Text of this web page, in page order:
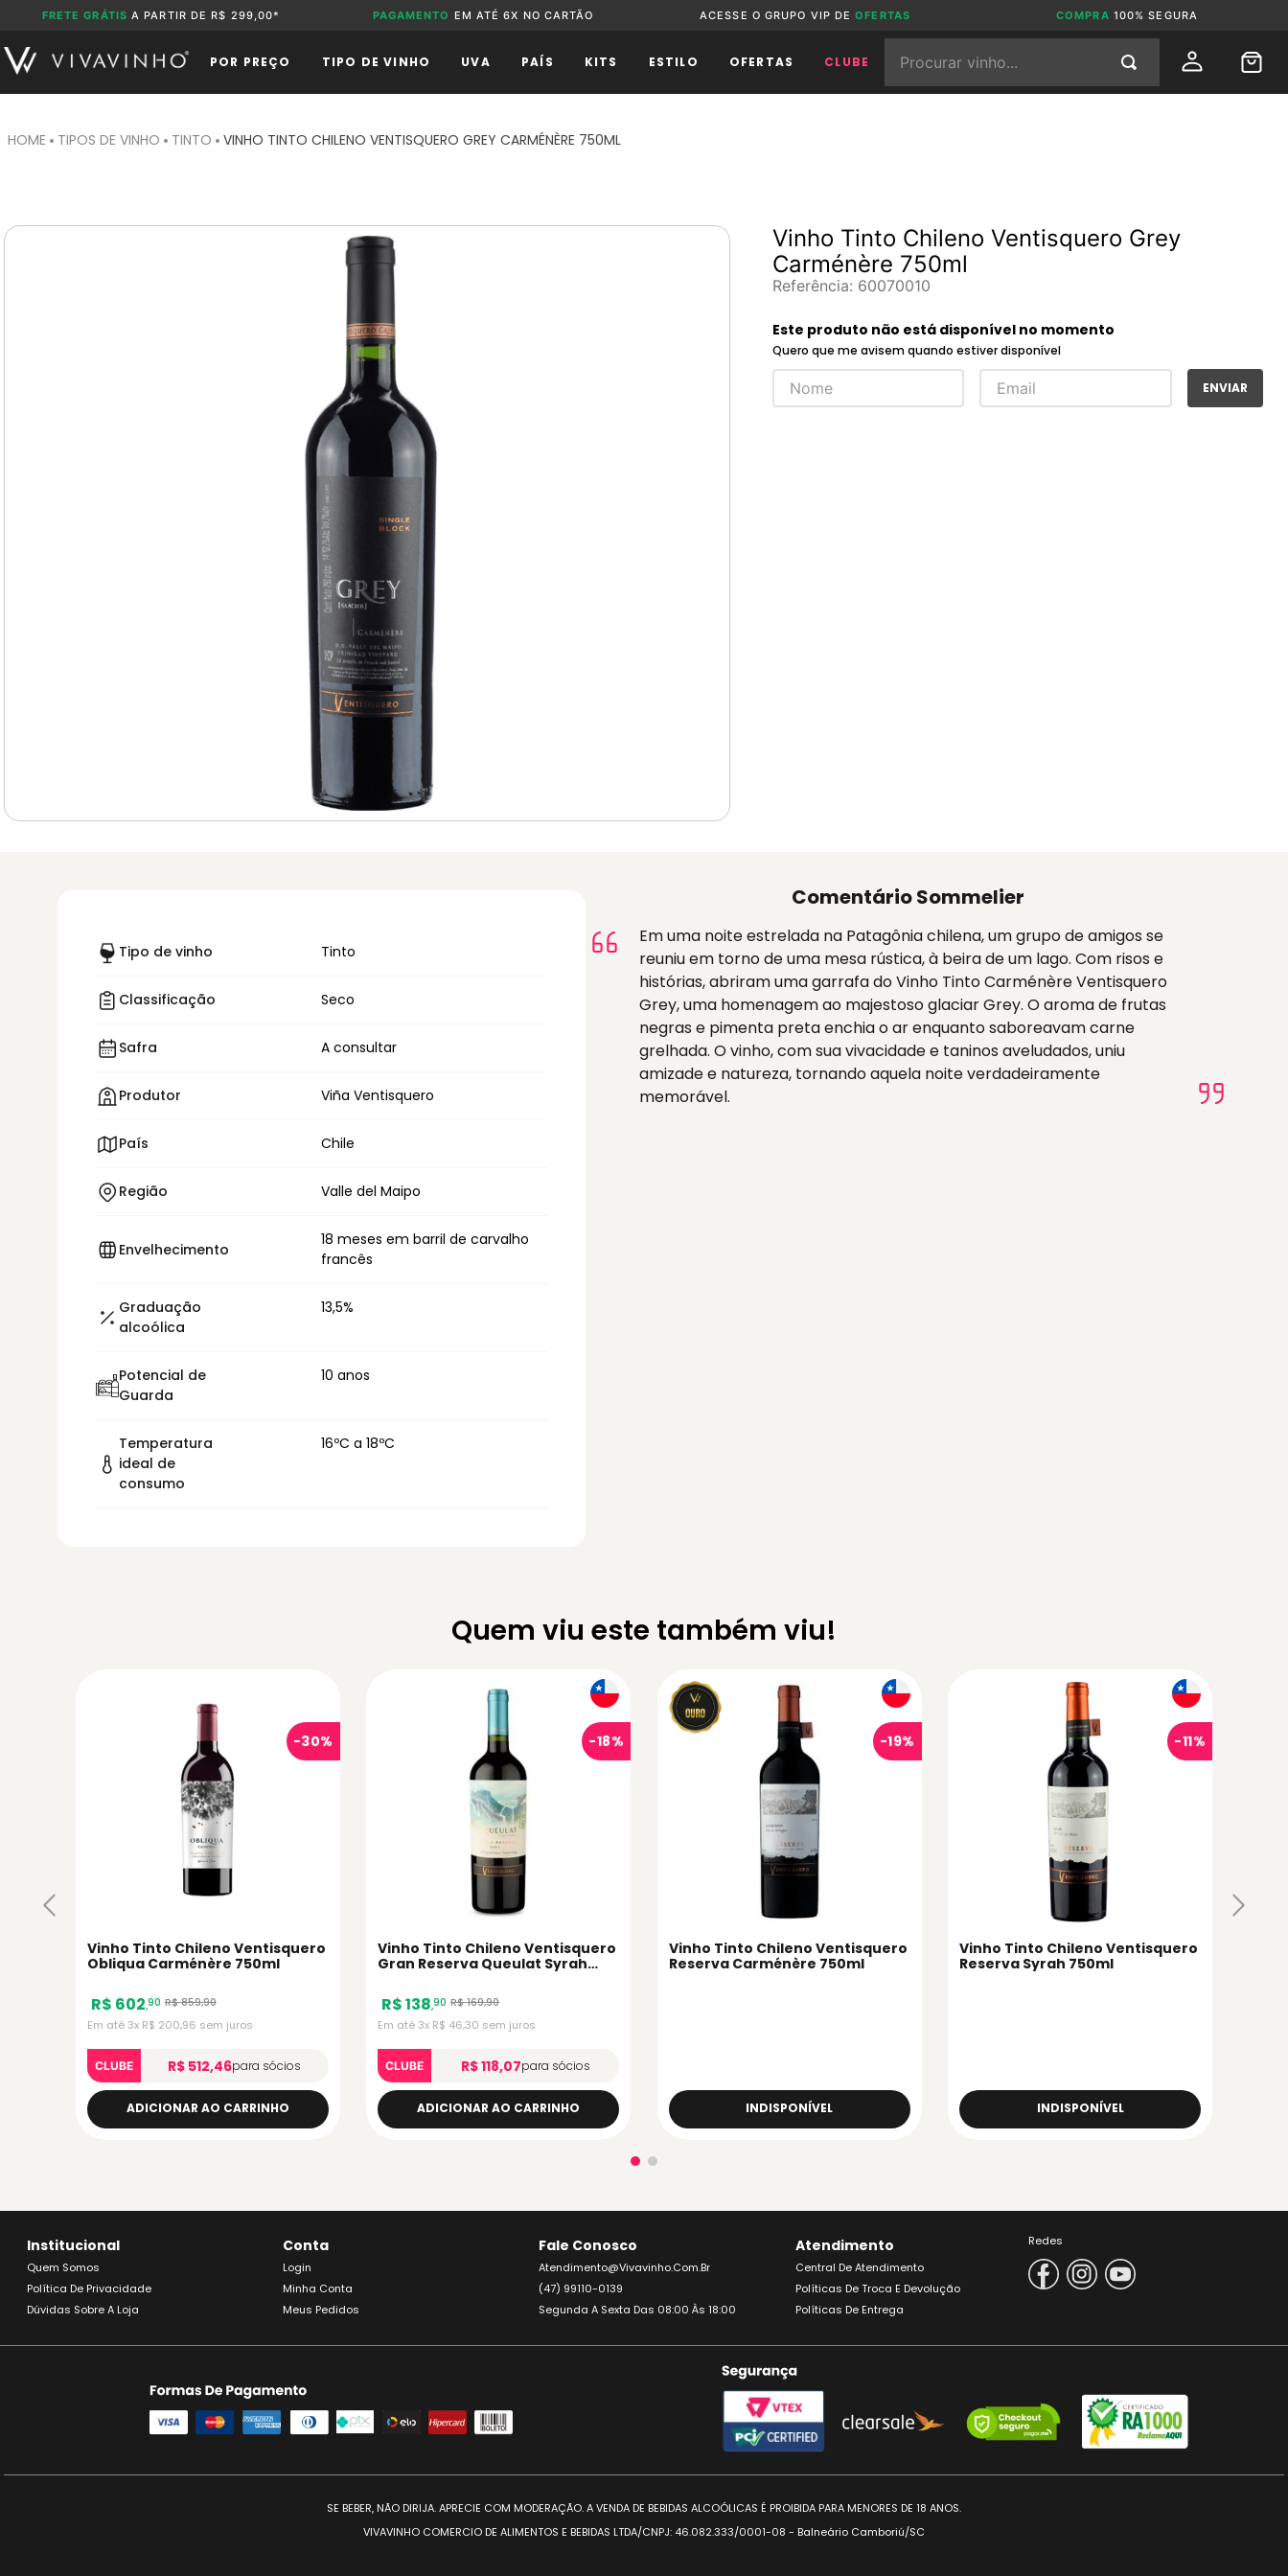
FRETE GRÁTIS A PARTIR DE R$ 299,00* PAGAMENTO EM ATÉ 6X NO CARTÃO ACESSE O GRUPO VIP DEOFERTAS COMPRA 100% SEGURA
POR PREÇO TIPO DE VINHO UVA PAÍS KITS ESTILO OFERTAS CLUBE
TIPOS DE VINHO TINTO VINHO TINTO CHILENO VENTISQUERO GREY CARMÉNÈRE 750ML
Vinho Tinto Chileno Ventisquero Grey
Carménère 750ml
Referência: 60070010
Este produto não está disponível no momento
Quero que me avisem quando estiver disponível
ENVIAR
Tipo de vinho Tinto
Classificação Seco
Safra A consultar
Produtor Viña Ventisquero
País Chile
Região Valle del Maipo
Envelhecimento
18 meses em barril de carvalho
francês
Graduação
alcoólica
13,5%
Potencial de
Guarda
10 anos
Temperatura
ideal de
consumo
16ºC a 18ºC
Comentário Sommelier
Em uma noite estrelada na Patagônia chilena, um grupo de amigos se
reuniu em torno de uma mesa rústica, à beira de um lago. Com risos e
histórias, abriram uma garrafa do Vinho Tinto Carménère Ventisquero
Grey, uma homenagem ao majestoso glaciar Grey. O aroma de frutas
negras e pimenta preta enchia o ar enquanto saboreavam carne
grelhada. O vinho, com sua vivacidade e taninos aveludados, uniu
amizade e natureza, tornando aquela noite verdadeiramente
memorável.
Quem viu este também viu!
-30%
Vinho Tinto Chileno Ventisquero
Obliqua Carménère 750ml
R$ 602,90 R$859,90
Em até 3x R$ 200,96 sem juros
CLUBE R$ 512,46para sócios
ADICIONAR AO CARRINHO
-18%
Vinho Tinto Chileno Ventisquero
Gran Reserva Queulat Syrah
R$138,90 R$169,90
Em até 3x R$ 46,30 sem juros
CLUBE R$ 118,07para sócios
ADICIONAR AO CARRINHO
-19%
Vinho Tinto Chileno Ventisquero
Reserva Carménère 750ml
INDISPONÍVEL
-11%
Vinho Tinto Chileno Ventisquero
Reserva Syrah 750ml
INDISPONÍVEL
Institucional
Quem Somos
Política De Privacidade
Dúvidas Sobre A Loja
Conta
Login
Minha Conta
Meus Pedidos
Fale Conosco
Atendimento@vivavinho.com.br
(47) 99110-0139
Segunda A Sexta Das 08:00 Às 18:00
Atendimento
Central De Atendimento
Políticas De Troca E Devolução
Políticas De Entrega
Redes
SE BEBER, NÃO DIRIJA. APRECIE COM MODERAÇÃO. A VENDA DE BEBIDAS ALCOÓLICAS É PROIBIDA PARA MENORES DE 18 ANOS.
VIVAVINHO COMERCIO DE ALIMENTOS E BEBIDAS LTDA/CNPJ: 46.082.333/0001-08 - Balneário Camboriú/SC